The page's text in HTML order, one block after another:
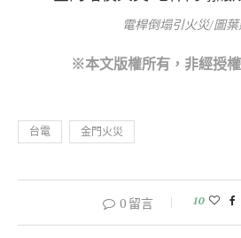
電桿倒塌引火災/圖
※本文版權所有，非經授
台電 金門火災
0 留言 10